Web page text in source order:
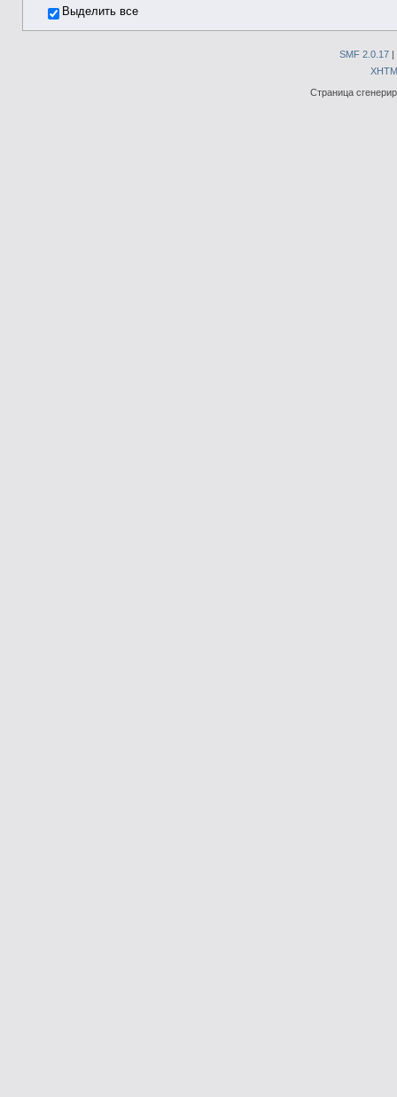
Выделить все
SMF 2.0.17
Страница